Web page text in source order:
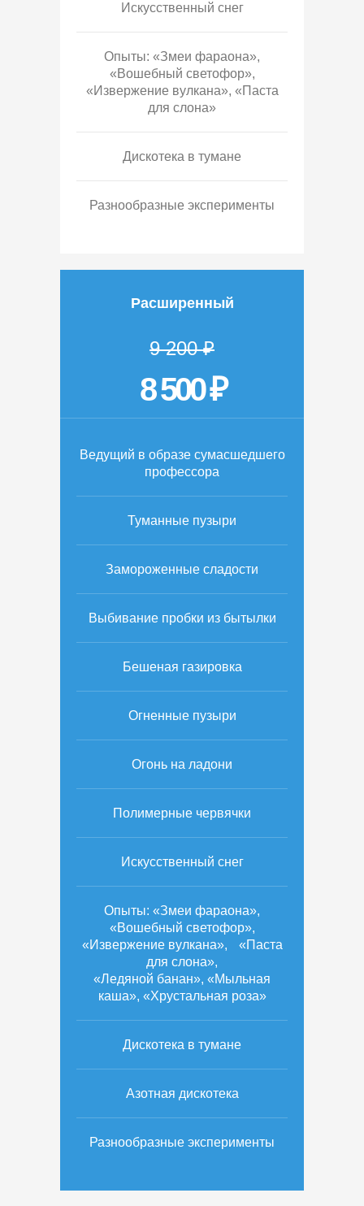
Искусственный снег
Опыты: «Змеи фараона»,
«Вошебный светофор»,
«Извержение вулкана», «Паста
для слона»
Дискотека в тумане
Разнообразные эксперименты
Расширенный
9 200 ₽
8 500 ₽
Ведущий в образе сумасшедшего
профессора
Туманные пузыри
Замороженные сладости
Выбивание пробки из бытылки
Бешеная газировка
Огненные пузыри
Огонь на ладони
Полимерные червячки
Искусственный снег
Опыты: «Змеи фараона»,
«Вошебный светофор»,
«Извержение вулкана», «Паста
для слона»,
«Ледяной банан», «Мыльная
каша», «Хрустальная роза»
Дискотека в тумане
Азотная дискотека
Разнообразные эксперименты